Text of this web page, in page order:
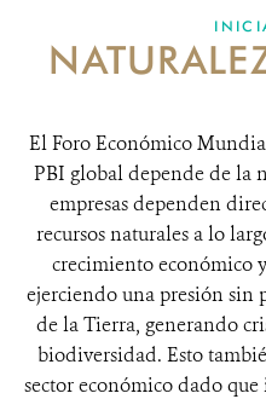
El Foro Económico
PBI global depende de la
empresas dependen
recursos naturales a lo
crecimiento económico
ejerciendo una presión sin
de la Tierra, generando
biodiversidad. Esto
sector económico dado